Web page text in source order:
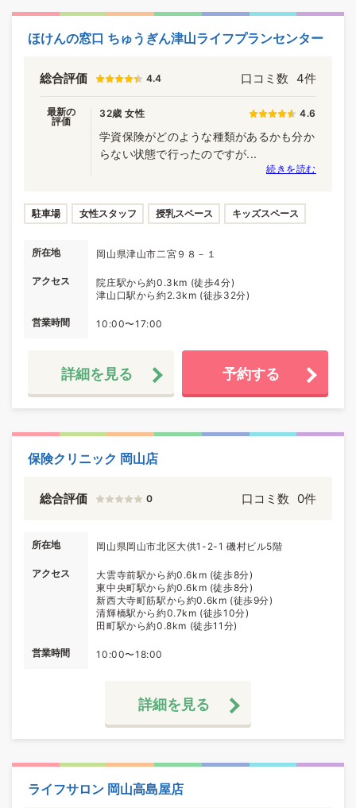
ほけんの窓口 ちゅうぎん津山ライフプランセンター
総合評価 4.4 口コミ数 4件
最新の
評価
32歳 女性 4.6
学資保険がどのような種類があるかも分か
らない状態で行ったのですが...
続きを読む
駐車場 女性スタッフ 授乳スペース キッズスペース
所在地 岡山県津山市二宮９８－１
アクセス
院庄駅から約0.3km (徒歩4分)
津山口駅から約2.3km (徒歩32分)
営業時間 10:00〜17:00
詳細を見る 予約する
保険クリニック 岡山店
総合評価 0 口コミ数 0件
所在地 岡山県岡山市北区大供1-2-1 磯村ビル5階
アクセス
大雲寺前駅から約0.6km (徒歩8分)
東中央町駅から約0.6km (徒歩8分)
新西大寺町筋駅から約0.6km (徒歩9分)
清輝橋駅から約0.7km (徒歩10分)
田町駅から約0.8km (徒歩11分)
営業時間 10:00〜18:00
詳細を見る
ライフサロン 岡山高島屋店